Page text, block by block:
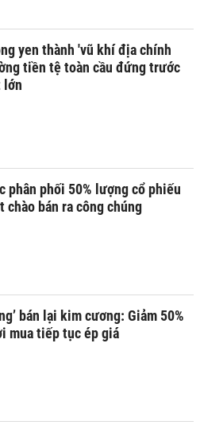
yen thành 'vũ khí địa chính
tiền tệ toàn cầu đứng trước
lớn
phân phối 50% lượng cổ phiếu
chào bán ra công chúng
bán lại kim cương: Giảm 50%
mua tiếp tục ép giá